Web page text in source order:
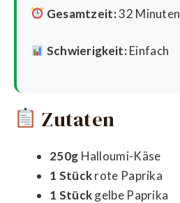
Gesamtzeit:32 Minuten
Schwierigkeit:Einfach
Zutaten
250g Halloumi-Käse
1 Stückrote Paprika
1 Stückgelbe Paprika